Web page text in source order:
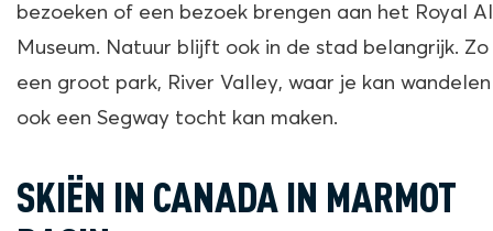
bezoeken of een bezoek brengen aan het Royal
Museum. Natuur blijft ook in de stad belangrijk. Zo
een groot park, River Valley, waar je kan
ook een Segway tocht kan maken.
SKIËN IN CANADA IN MARMOT